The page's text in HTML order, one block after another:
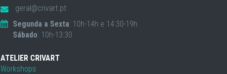
geral@crivart.pt
Segunda a Sexta: 10h-14h e 14:30-19h
Sábado: 10h-13:30
ATELIER CRIVART
Workshops